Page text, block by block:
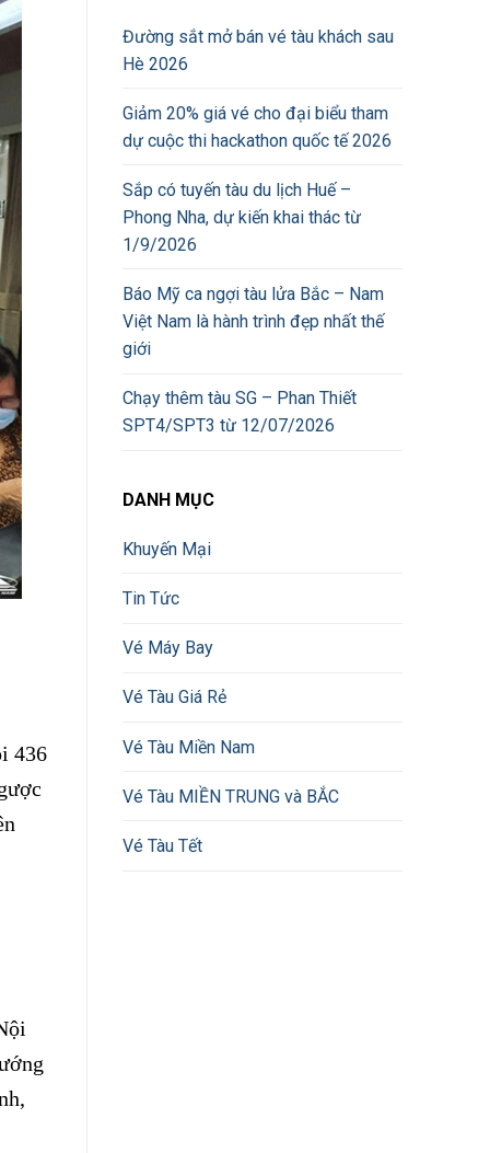
436
Đường sắt mở bán vé tàu khách sau
Hè 2026
Giảm 20% giá vé cho đại biểu tham
dự cuộc thi hackathon quốc tế 2026
Sắp có tuyến tàu du lịch Huế –
Phong Nha, dự kiến khai thác từ
1/9/2026
Báo Mỹ ca ngợi tàu lửa Bắc – Nam
Việt Nam là hành trình đẹp nhất thế
giới
Chạy thêm tàu SG – Phan Thiết
SPT4/SPT3 từ 12/07/2026
DANH MỤC
Khuyến Mại
Tin Tức
Vé Máy Bay
Vé Tàu Giá Rẻ
Vé Tàu Miền Nam
Vé Tàu MIỀN TRUNG và BẮC
Vé Tàu Tết